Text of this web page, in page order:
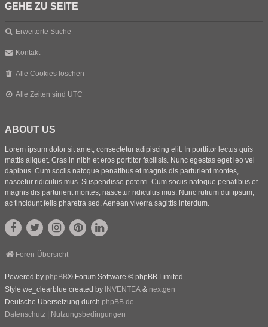
GEHE ZU SEITE
Erweiterte Suche
Kontakt
Alle Cookies löschen
Alle Zeiten sind UTC
ABOUT US
Lorem ipsum dolor sit amet, consectetur adipiscing elit. In porttitor lectus quis
mattis aliquet. Cras in nibh et eros porttitor facilisis. Nunc egestas eget leo vel
dapibus. Cum sociis natoque penatibus et magnis dis parturient montes,
nascetur ridiculus mus. Suspendisse potenti. Cum sociis natoque penatibus et
magnis dis parturient montes, nascetur ridiculus mus. Nunc rutrum dui ipsum,
ac tincidunt felis pharetra sed. Aenean viverra sagittis interdum.
Foren-Übersicht
Powered by phpBB® Forum Software © phpBB Limited
Style we_clearblue created by INVENTEA & nextgen
Deutsche Übersetzung durch phpBB.de
Datenschutz | Nutzungsbedingungen